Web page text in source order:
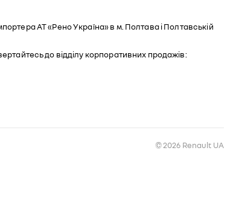
АТ «Рено Україна» в м. Полтава і Полтавській
до відділу корпоративних продажів:
© 2026 Renault UA